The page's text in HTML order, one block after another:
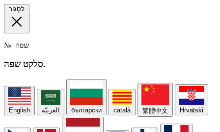
לִסְגוֹר
№ שפה
סלקטשפה.
English العربيّة български català 繁體中文 Hrvatski